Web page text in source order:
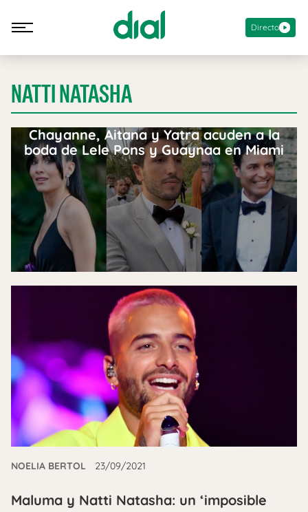
Directo
NATTI NATASHA
Chayanne, Aitana y Yatra acuden a la
boda de Lele Pons y Guaynaa en Miami
NOELIA BERTOL 23/09/2021
Maluma y Natti Natasha: un ‘imposible